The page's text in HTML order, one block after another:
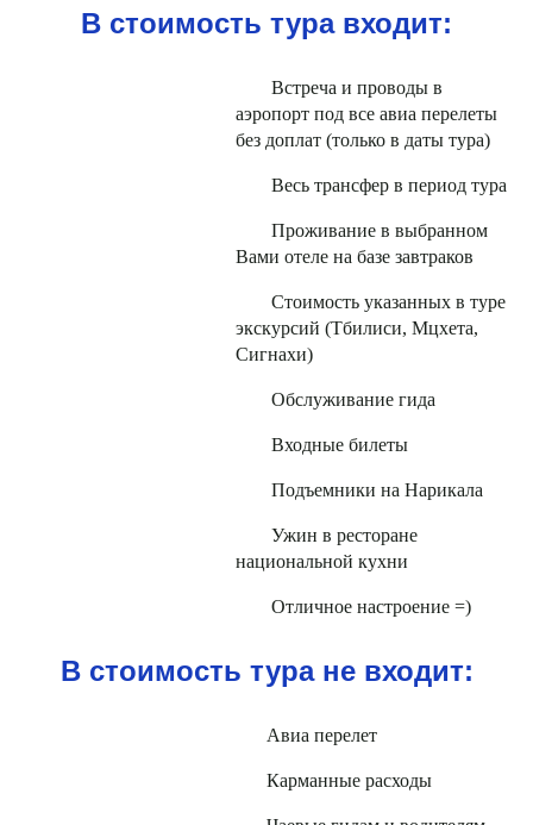
В стоимость тура входит:
Встреча и проводы в
аэропорт под все авиа перелеты
без доплат (только в даты тура)
Весь трансфер в период тура
Проживание в выбранном
Вами отеле на базе завтраков
Стоимость указанных в туре
экскурсий (Тбилиси, Мцхета,
Сигнахи)
Обслуживание гида
Входные билеты
Подъемники на Нарикала
Ужин в ресторане
национальной кухни
Отличное настроение =)
В стоимость тура не входит:
Авиа перелет
Карманные расходы